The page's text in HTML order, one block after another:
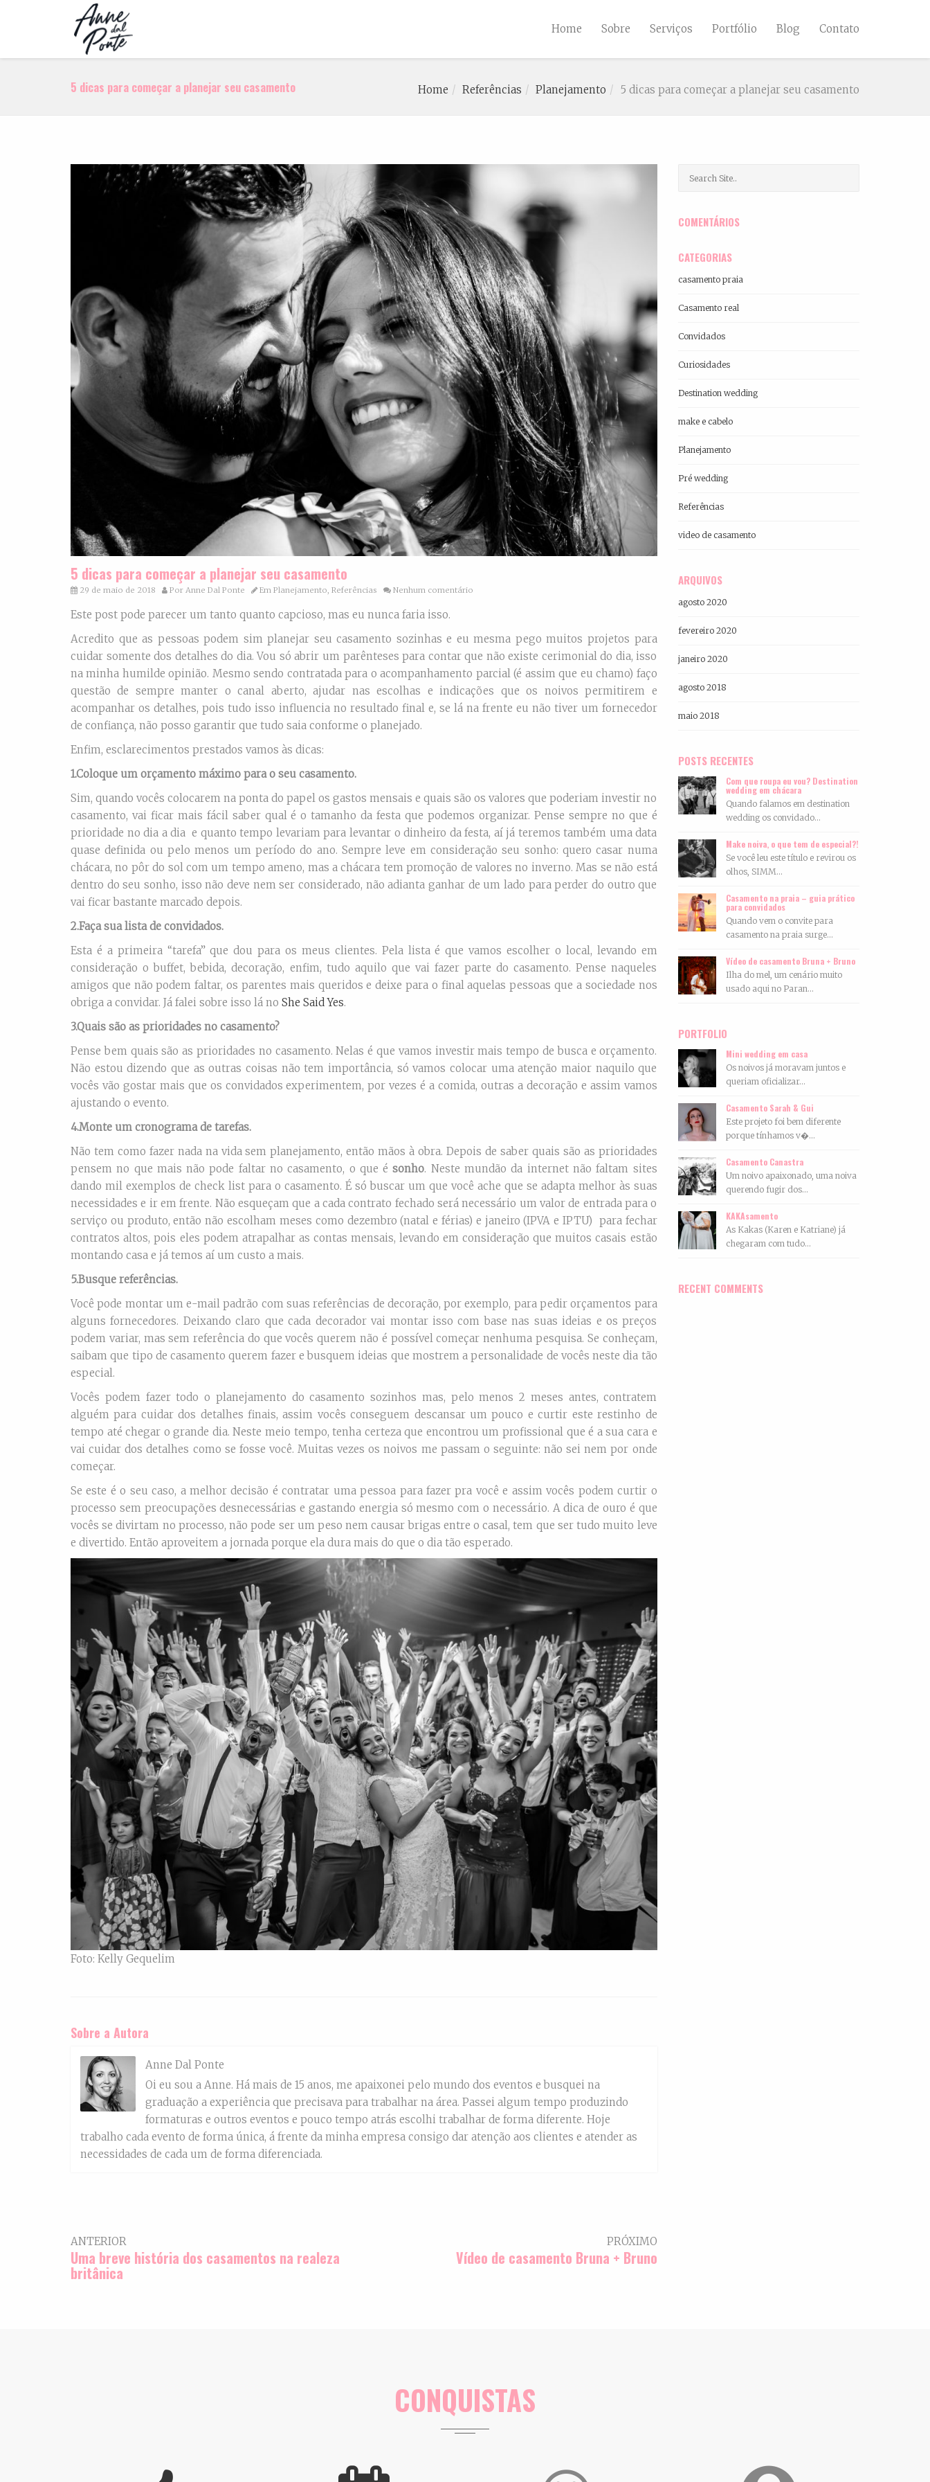
Home Sobre Serviços Portfólio Blog Contato
5 dicas para começar a planejar seu casamento Home Referências Planejamento 5 dicas para começar a planejar seu casamento
5 dicas para começar a planejar seu casamento
29 de maio de 2018 Por Anne Dal Ponte Em Planejamento, Referências Nenhum comentário
Este post pode parecer um tanto quanto capcioso, mas eu nunca faria isso.
Acredito que as pessoas podem sim planejar seu casamento sozinhas e eu mesma pego muitos projetos para
cuidar somente dos detalhes do dia. Vou só abrir um parênteses para contar que não existe cerimonial do dia, isso
na minha humilde opinião. Mesmo sendo contratada para o acompanhamento parcial (é assim que eu chamo) faço
questão de sempre manter o canal aberto, ajudar nas escolhas e indicações que os noivos permitirem e
acompanhar os detalhes, pois tudo isso influencia no resultado final e, se lá na frente eu não tiver um fornecedor
de confiança, não posso garantir que tudo saia conforme o planejado.
Enfim, esclarecimentos prestados vamos às dicas:
1.Coloque um orçamento máximo para o seu casamento.
Sim, quando vocês colocarem na ponta do papel os gastos mensais e quais são os valores que poderiam investir no
casamento, vai ficar mais fácil saber qual é o tamanho da festa que podemos organizar. Pense sempre no que é
prioridade no dia a dia e quanto tempo levariam para levantar o dinheiro da festa, aí já teremos também uma data
quase definida ou pelo menos um período do ano. Sempre leve em consideração seu sonho: quero casar numa
chácara, no pôr do sol com um tempo ameno, mas a chácara tem promoção de valores no inverno. Mas se não está
dentro do seu sonho, isso não deve nem ser considerado, não adianta ganhar de um lado para perder do outro que
vai ficar bastante marcado depois.
2.Faça sua lista de convidados.
Esta é a primeira “tarefa” que dou para os meus clientes. Pela lista é que vamos escolher o local, levando em
consideração o buffet, bebida, decoração, enfim, tudo aquilo que vai fazer parte do casamento. Pense naqueles
amigos que não podem faltar, os parentes mais queridos e deixe para o final aquelas pessoas que a sociedade nos
obriga a convidar. Já falei sobre isso lá no She Said Yes.
3.Quais são as prioridades no casamento?
Pense bem quais são as prioridades no casamento. Nelas é que vamos investir mais tempo de busca e orçamento.
Não estou dizendo que as outras coisas não tem importância, só vamos colocar uma atenção maior naquilo que
vocês vão gostar mais que os convidados experimentem, por vezes é a comida, outras a decoração e assim vamos
ajustando o evento.
4.Monte um cronograma de tarefas.
Não tem como fazer nada na vida sem planejamento, então mãos à obra. Depois de saber quais são as prioridades
pensem no que mais não pode faltar no casamento, o que ésonho. Neste mundão da internet não faltam sites
dando mil exemplos de check list para o casamento. É só buscar um que você ache que se adapta melhor às suas
necessidades e ir em frente. Não esqueçam que a cada contrato fechado será necessário um valor de entrada para o
serviço ou produto, então não escolham meses como dezembro (natal e férias) e janeiro (IPVA e IPTU) para fechar
contratos altos, pois eles podem atrapalhar as contas mensais, levando em consideração que muitos casais estão
montando casa e já temos aí um custo a mais.
5.Busque referências.
Você pode montar um e-mail padrão com suas referências de decoração, por exemplo, para pedir orçamentos para
alguns fornecedores. Deixando claro que cada decorador vai montar isso com base nas suas ideias e os preços
podem variar, mas sem referência do que vocês querem não é possível começar nenhuma pesquisa. Se conheçam,
saibam que tipo de casamento querem fazer e busquem ideias que mostrem a personalidade de vocês neste dia tão
especial.
Vocês podem fazer todo o planejamento do casamento sozinhos mas, pelo menos 2 meses antes, contratem
alguém para cuidar dos detalhes finais, assim vocês conseguem descansar um pouco e curtir este restinho de
tempo até chegar o grande dia. Neste meio tempo, tenha certeza que encontrou um profissional que é a sua cara e
vai cuidar dos detalhes como se fosse você. Muitas vezes os noivos me passam o seguinte: não sei nem por onde
começar.
Se este é o seu caso, a melhor decisão é contratar uma pessoa para fazer pra você e assim vocês podem curtir o
processo sem preocupações desnecessárias e gastando energia só mesmo com o necessário. A dica de ouro é que
vocês se divirtam no processo, não pode ser um peso nem causar brigas entre o casal, tem que ser tudo muito leve
e divertido. Então aproveitem a jornada porque ela dura mais do que o dia tão esperado.
Foto: Kelly Gequelim
Sobre a Autora
Anne Dal Ponte
Oi eu sou a Anne. Há mais de 15 anos, me apaixonei pelo mundo dos eventos e busquei na
graduação a experiência que precisava para trabalhar na área. Passei algum tempo produzindo
formaturas e outros eventos e pouco tempo atrás escolhi trabalhar de forma diferente. Hoje
trabalho cada evento de forma única, á frente da minha empresa consigo dar atenção aos clientes e atender as
necessidades de cada um de forma diferenciada.
ANTERIOR
Uma breve história dos casamentos na realeza
britânica
PRÓXIMO
Vídeo de casamento Bruna + Bruno
COMENTÁRIOS
CATEGORIAS
casamento praia
Casamento real
Convidados
Curiosidades
Destination wedding
make e cabelo
Planejamento
Pré wedding
Referências
video de casamento
ARQUIVOS
agosto 2020
fevereiro 2020
janeiro 2020
agosto 2018
maio 2018
POSTS RECENTES
Com que roupa eu vou? Destination
wedding em chácara
Quando falamos em destination
wedding os convidado...
Make noiva, o que tem de especial?!
Se você leu este título e revirou os
olhos, SIMM...
Casamento na praia – guia prático
para convidados
Quando vem o convite para
casamento na praia surge...
Vídeo de casamento Bruna + Bruno
Ilha do mel, um cenário muito
usado aqui no Paran...
PORTFOLIO
Mini wedding em casa
Os noivos já moravam juntos e
queriam oficializar...
Casamento Sarah & Gui
Este projeto foi bem diferente
porque tínhamos v�...
Casamento Canastra
Um noivo apaixonado, uma noiva
querendo fugir dos...
KAKAsamento
As Kakas (Karen e Katriane) já
chegaram com tudo...
RECENT COMMENTS
CONQUISTAS